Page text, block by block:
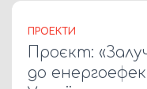
ПРОЕКТИ
Проєкт:
до